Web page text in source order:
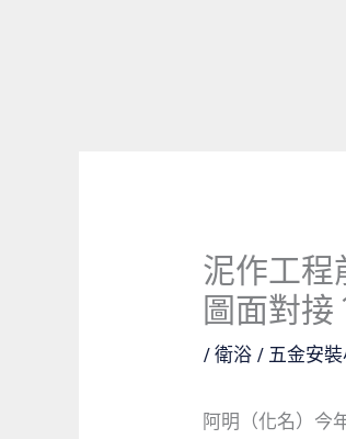
泥作工程
圖面對接
/衛浴 / 五金安
阿明（化名）今